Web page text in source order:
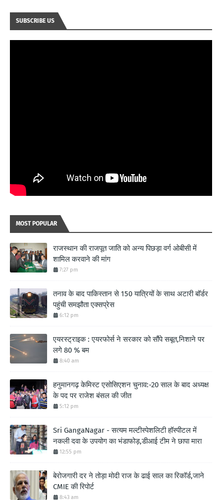
SUBSCRIBE US
MOST POPULAR
राजस्थान की राजपूत जाति को अन्य पिछड़ा वर्ग ओबीसी में
शामिल करवाने की मांग
7:27 pm
तनाव के बाद पाकिस्तान से 150 यात्रियों के साथ अटारी बॉर्डर
पहुंची समझौता एक्सप्रेस
6:12 pm
एयरस्ट्राइक : एयरफोर्स ने सरकार को सौंपे सबूत,निशाने पर
लगे 80 % बम
8:40 am
हनुमानगढ़ केमिस्ट एसोसिएशन चुनाव:-20 साल के बाद अध्यक्ष
के पद पर राजेश बंसल की जीत
5:12 pm
Sri GangaNagar - सत्यम मल्टीस्पेशलिटी हॉस्पीटल में
नकली दवा के उपयोग का भंडाफोड़,डीआई टीम ने छापा मारा
12:55 pm
बेरोजगारी दर ने तोड़ा मोदी राज के ढाई साल का रिकॉर्ड,जाने
CMIE की रिपोर्ट
8:43 am